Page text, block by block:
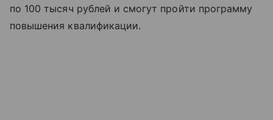
по 100 тысяч рублей и смогут пройти программу
повышения квалификации.